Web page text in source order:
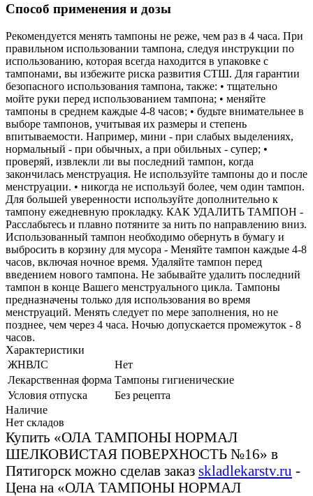
Способ применения и дозы
Рекомендуется менять тампоны не реже, чем раз в 4 часа. При
правильном использовании тампона, следуя инструкции по
использованию, которая всегда находится в упаковке с
тампонами, вы избежите риска развития СТШ. Для гарантии
безопасного использования тампона, также: • тщательно
мойте руки перед использованием тампона; • меняйте
тампоны в среднем каждые 4-8 часов; • будьте внимательнее в
выборе тампонов, учитывая их размеры и степень
впитываемости. Например, мини - при слабых выделениях,
нормальный - при обычных, а при обильных - супер; •
проверяй, извлекли ли вы последний тампон, когда
закончилась менструация. Не используйте тампоны до и после
менструации. • никогда не используй более, чем один тампон.
Для большей уверенности используйте дополнительно к
тампону ежедневную прокладку. КАК УДАЛИТЬ ТАМПОН -
Расслабьтесь и плавно потяните за нить по направлению вниз.
Использованный тампон необходимо обернуть в бумагу и
выбросить в корзину для мусора - Меняйте тампон каждые 4-8
часов, включая ночное время. Удаляйте тампон перед
введением нового тампона. Не забывайте удалить последний
тампон в конце Вашего менструального цикла. Тампоны
предназначены только для использования во время
менструаций. Менять следует по мере заполнения, но не
позднее, чем через 4 часа. Ночью допускается промежуток - 8
часов.
Характеристики
ЖНВЛС
Нет
Лекарственная форма Тампоны гигиенические
Условия отпуска
Без рецепта
Наличие
Нет складов
Купить «ОЛА ТАМПОНЫ НОРМАЛ
ШЕЛКОВИСТАЯ ПОВЕРХНОСТЬ №16» в
Пятигорск можно сделав заказ skladlekarstv.ru -
Цена на «ОЛА ТАМПОНЫ НОРМАЛ